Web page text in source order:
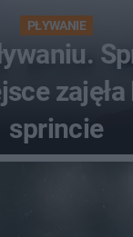
PŁYWANIE
sprincie